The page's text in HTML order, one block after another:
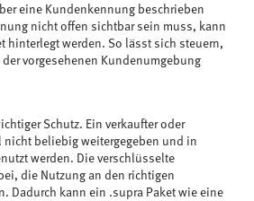
eine Kundenkennung beschrieben
nicht offen sichtbar sein muss, kann
hinterlegt werden. So lässt sich steuern,
vorgesehenen Kundenumgebung
Schutz. Ein verkaufter oder
nicht beliebig weitergegeben und in
werden. Die verschlüsselte
die Nutzung an den richtigen
Dadurch kann ein .supra Paket wie eine